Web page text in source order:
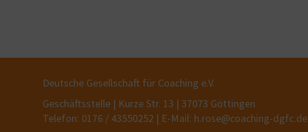
Deutsche Gesellschaft für Coaching e.V.
Geschäftsstelle | Kurze Str. 13 | 37073 Göttingen
Telefon: 0176 / 43550252 | E-Mail: h.rose@coaching-dgfc.de